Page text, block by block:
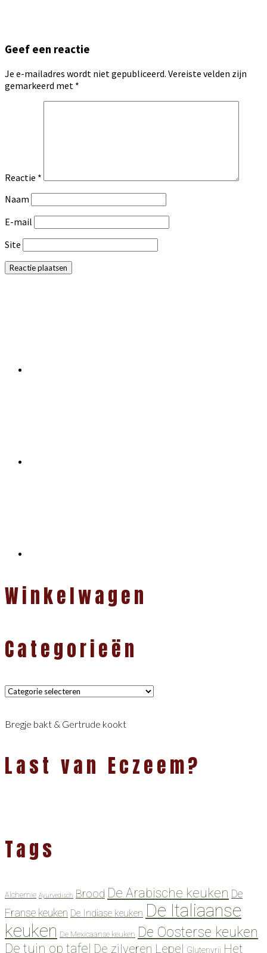
Geef een reactie
Je e-mailadres wordt niet gepubliceerd. Vereiste velden zijn
gemarkeerd met *
Reactie *
Naam
E-mail
Site
Winkelwagen
Categorieën
Categorieën
Bregje bakt & Gertrude kookt
Last van Eczeem?
Tags
Alchemie Ayurvedisch Brood De Arabische keuken De
Franse keuken De Indiase keuken De Italiaanse
keuken De Mexicaanse keuken De Oosterse keuken
De tuin op tafel De zilveren Lepel Glutenvrij Het